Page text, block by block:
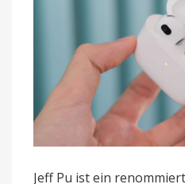
Jeff Pu ist ein